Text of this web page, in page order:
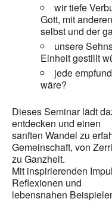
wir tiefe
Gott, mit
selbst und der
unsere
Einheit gestillt
jede
wäre?
Dieses Seminar lädt
entdecken und einen
sanften Wandel zu
Gemeinschaft, von
zu Ganzheit.
Mit inspirierenden
Reflexionen und
lebensnahen